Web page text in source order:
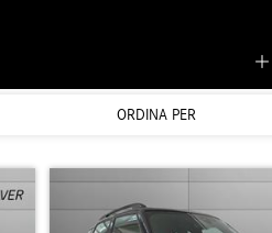
ORDINA PER